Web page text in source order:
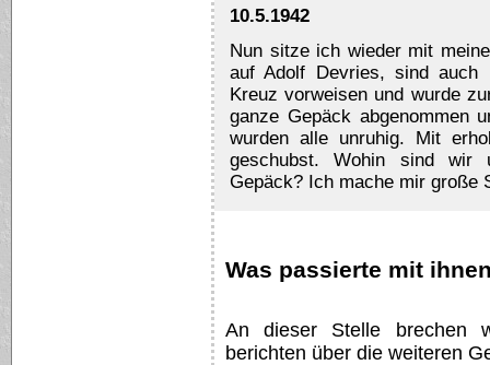
10.5.1942
Nun sitze ich wieder mit
auf Adolf Devries, sind
Kreuz vorweisen und wurde
ganze Gepäck abgenommen
wurden alle unruhig. Mit
geschubst. Wohin sind wir
Gepäck? Ich mache mir große
Was passierte mit
An dieser Stelle brechen
berichten über die weiteren